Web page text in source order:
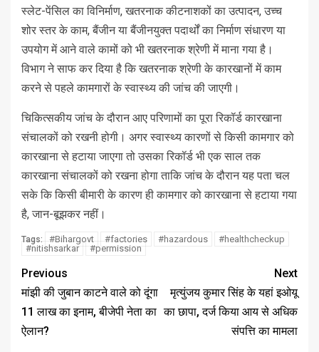
स्लेट-पेंसिल का विनिर्माण, खतरनाक कीटनाशकों का उत्पादन, उच्च
शोर स्तर के काम, बैंजीन या बैंजीनयुक्त पदार्थों का निर्माण संधारण या
उपयोग में आने वाले कामों को भी खतरनाक श्रेणी में माना गया है।
विभाग ने साफ कर दिया है कि खतरनाक श्रेणी के कारखानों में काम
करने से पहले कामगारों के स्वास्थ्य की जांच की जाएगी।
चिकित्सकीय जांच के दौरान आए परिणामों का पूरा रिकॉर्ड कारखाना
संचालकों को रखनी होगी। अगर स्वास्थ्य कारणों से किसी कामगार को
कारखाना से हटाया जाएगा तो उसका रिकॉर्ड भी एक साल तक
कारखाना संचालकों को रखना होगा ताकि जांच के दौरान यह पता चल
सके कि किसी बीमारी के कारण ही कामगार को कारखाना से हटाया गया
है, जान-बूझकर नहीं।
Tags: #Bihargovt #factories #hazardous
#healthcheckup
#nitishsarkar
#permission
Previous
मांझी की जुबान काटने वाले को दूंगा
11 लाख का इनाम, बीजेपी नेता का
ऐलान?
Next
मृत्युंजय कुमार सिंह के यहां इओयू
का छापा, दर्ज किया आय से अधिक
संपत्ति का मामला